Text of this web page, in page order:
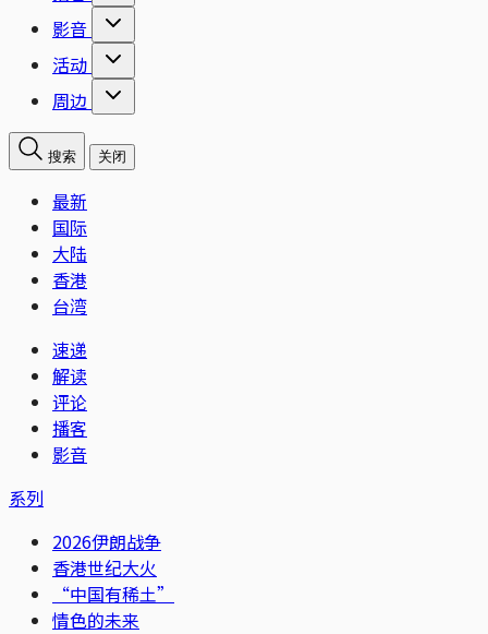
影音
活动
周边
搜索 关闭
最新
国际
大陆
香港
台湾
速递
解读
评论
播客
影音
系列
2026伊朗战争
香港世纪大火
“中国有稀土”
情色的未来